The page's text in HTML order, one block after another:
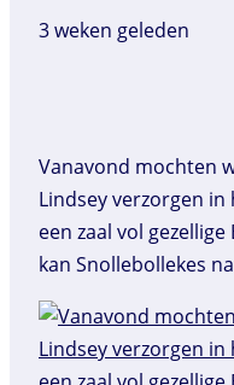
3 weken geleden
Vanavond mochten
Lindsey verzorgen
een zaal vol
kan Snollebollekes